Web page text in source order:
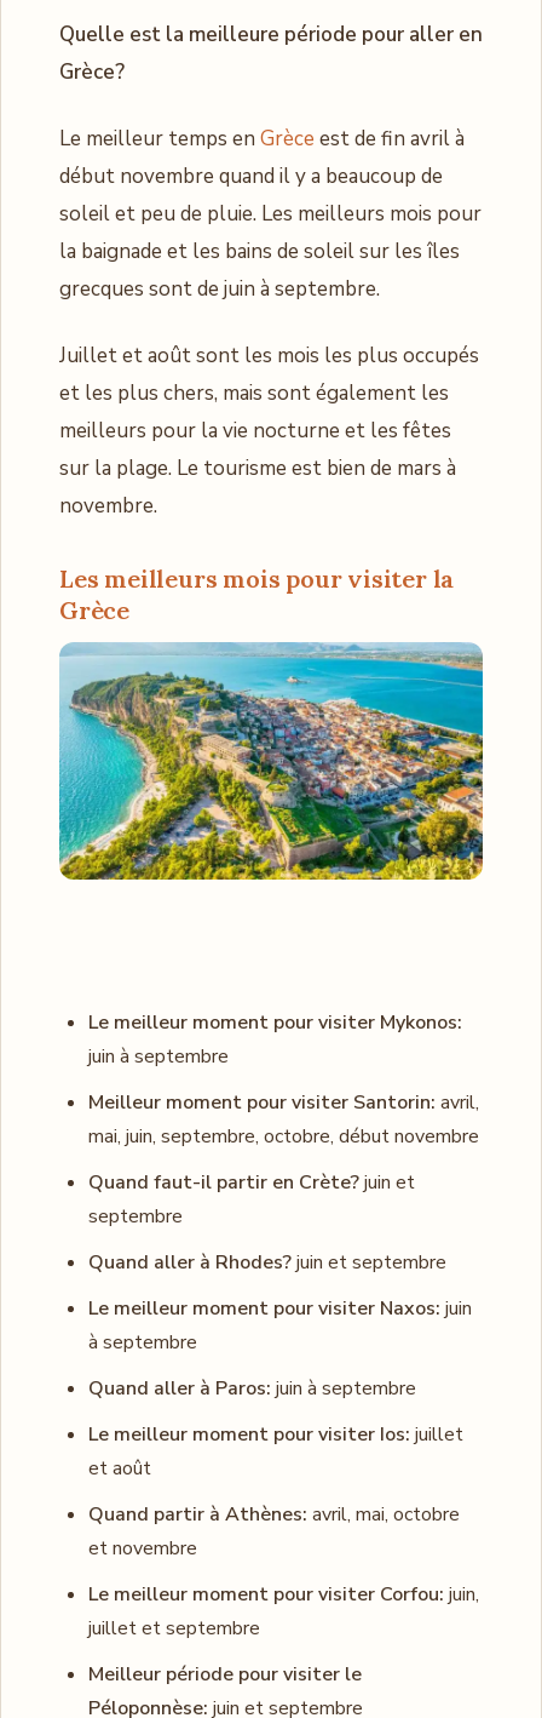
Quelle est la meilleure période pour aller en
Grèce?
Le meilleur temps en Grèce est de fin avril à
début novembre quand il y a beaucoup de
soleil et peu de pluie. Les meilleurs mois pour
la baignade et les bains de soleil sur les îles
grecques sont de juin à septembre.
Juillet et août sont les mois les plus occupés
et les plus chers, mais sont également les
meilleurs pour la vie nocturne et les fêtes
sur la plage. Le tourisme est bien de mars à
novembre.
Les meilleurs mois pour visiter la
Grèce
Le meilleur moment pour visiter Mykonos:
juin à septembre
Meilleur moment pour visiter Santorin: avril,
mai, juin, septembre, octobre, début novembre
Quand faut-il partir en Crète?juin et
septembre
Quand aller à Rhodes?juin et septembre
Le meilleur moment pour visiter Naxos: juin
à septembre
Quand aller à Paros: juin à septembre
Le meilleur moment pour visiter Ios: juillet
et août
Quand partir à Athènes: avril, mai, octobre
et novembre
Le meilleur moment pour visiter Corfou: juin,
juillet et septembre
Meilleur période pour visiter le
Péloponnèse: juin et septembre